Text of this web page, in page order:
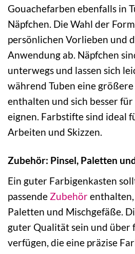
Gouachefarben ebenfalls in
Näpfchen. Die Wahl der
persönlichen Vorlieben und
Anwendung ab. Näpfchen
unterwegs und lassen sich
während Tuben eine
enthalten und sich besser
eignen. Farbstifte sind ideal
Arbeiten und Skizzen.
Zubehör: Pinsel, Paletten
Ein guter Farbigenkasten
passende Zubehörenthalten,
Paletten und Mischgefäße.
guter Qualität sein und über
verfügen, die eine präzise